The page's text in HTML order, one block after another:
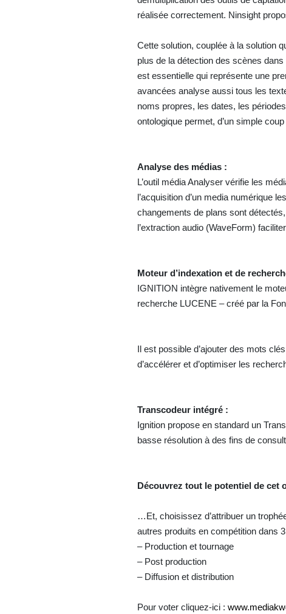
réalisée correctement. Ninsight
Cette solution, couplée à la solution
plus de la détection des scènes
est essentielle qui représente une
avancées analyse aussi tous les
noms propres, les dates, les
ontologique permet, d’un simple
Analyse des médias :
L’outil média Analyser vérifie les
l’acquisition d’un media numérique
changements de plans sont
l’extraction audio (WaveForm)
Moteur d’indexation et de
IGNITION intègre nativement le
recherche LUCENE – créé par la
Il est possible d’ajouter des mots
d’accélérer et d’optimiser les
Transcodeur intégré :
Ignition propose en standard un
basse résolution à des fins de
Découvrez tout le potentiel de cet
…Et, choisissez d’attribuer un
autres produits en compétition dans
– Production et tournage
– Post production
– Diffusion et distribution
Pour voter cliquez-ici :